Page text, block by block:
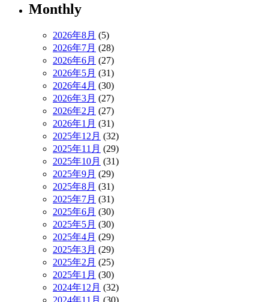
Monthly
2026年8月 (5)
2026年7月 (28)
2026年6月 (27)
2026年5月 (31)
2026年4月 (30)
2026年3月 (27)
2026年2月 (27)
2026年1月 (31)
2025年12月 (32)
2025年11月 (29)
2025年10月 (31)
2025年9月 (29)
2025年8月 (31)
2025年7月 (31)
2025年6月 (30)
2025年5月 (30)
2025年4月 (29)
2025年3月 (29)
2025年2月 (25)
2025年1月 (30)
2024年12月 (32)
2024年11月 (30)